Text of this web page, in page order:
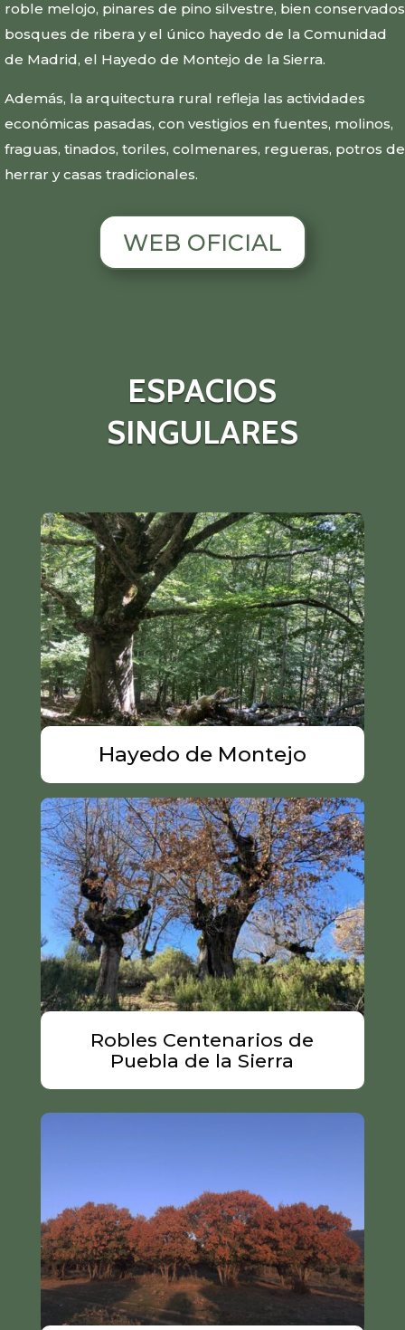
roble melojo, pinares de pino silvestre, bien conservados
bosques de ribera y el único hayedo de la Comunidad
de Madrid, el Hayedo de Montejo de la Sierra.
Además, la arquitectura rural refleja las actividades
económicas pasadas, con vestigios en fuentes, molinos,
fraguas, tinados, toriles, colmenares, regueras, potros de
herrar y casas tradicionales.
WEB OFICIAL
ESPACIOS
SINGULARES
Hayedo de Montejo
Robles Centenarios de
Puebla de la Sierra